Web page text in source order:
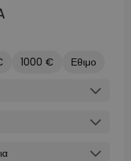
1000 €
Εθιμο